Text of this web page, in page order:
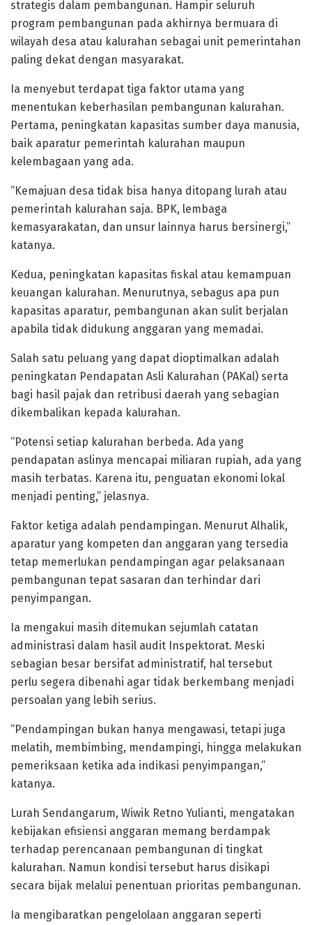
strategis dalam pembangunan. Hampir seluruh
program pembangunan pada akhirnya bermuara di
wilayah desa atau kalurahan sebagai unit pemerintahan
paling dekat dengan masyarakat.
Ia menyebut terdapat tiga faktor utama yang
menentukan keberhasilan pembangunan kalurahan.
Pertama, peningkatan kapasitas sumber daya manusia,
baik aparatur pemerintah kalurahan maupun
kelembagaan yang ada.
“Kemajuan desa tidak bisa hanya ditopang lurah atau
pemerintah kalurahan saja. BPK, lembaga
kemasyarakatan, dan unsur lainnya harus bersinergi,”
katanya.
Kedua, peningkatan kapasitas fiskal atau kemampuan
keuangan kalurahan. Menurutnya, sebagus apa pun
kapasitas aparatur, pembangunan akan sulit berjalan
apabila tidak didukung anggaran yang memadai.
Salah satu peluang yang dapat dioptimalkan adalah
peningkatan Pendapatan Asli Kalurahan (PAKal) serta
bagi hasil pajak dan retribusi daerah yang sebagian
dikembalikan kepada kalurahan.
“Potensi setiap kalurahan berbeda. Ada yang
pendapatan aslinya mencapai miliaran rupiah, ada yang
masih terbatas. Karena itu, penguatan ekonomi lokal
menjadi penting,” jelasnya.
Faktor ketiga adalah pendampingan. Menurut Alhalik,
aparatur yang kompeten dan anggaran yang tersedia
tetap memerlukan pendampingan agar pelaksanaan
pembangunan tepat sasaran dan terhindar dari
penyimpangan.
Ia mengakui masih ditemukan sejumlah catatan
administrasi dalam hasil audit Inspektorat. Meski
sebagian besar bersifat administratif, hal tersebut
perlu segera dibenahi agar tidak berkembang menjadi
persoalan yang lebih serius.
“Pendampingan bukan hanya mengawasi, tetapi juga
melatih, membimbing, mendampingi, hingga melakukan
pemeriksaan ketika ada indikasi penyimpangan,”
katanya.
Lurah Sendangarum, Wiwik Retno Yulianti, mengatakan
kebijakan efisiensi anggaran memang berdampak
terhadap perencanaan pembangunan di tingkat
kalurahan. Namun kondisi tersebut harus disikapi
secara bijak melalui penentuan prioritas pembangunan.
Ia mengibaratkan pengelolaan anggaran seperti